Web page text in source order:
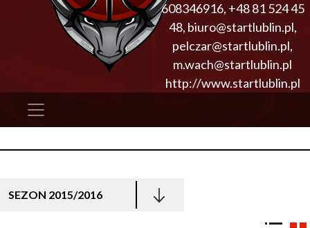
608346916, +48 81 524 45
48, biuro@startlublin.pl,
pelczar@startlublin.pl,
m.wach@startlublin.pl
http://www.startlublin.pl
SEZON 2015/2016